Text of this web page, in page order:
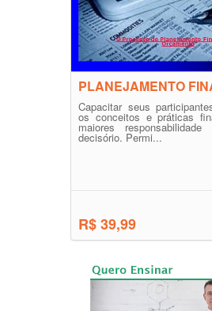
PLANEJAMENTO
Capacitar seus
os conceitos e práticas
maiores
decisório. Permi...
R$ 39,99